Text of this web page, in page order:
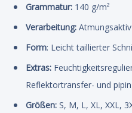
Grammatur: 140 g/m²
Verarbeitung:
Form: Leicht taillierter
Extras:
Reflektortransfer- und
Größen: S, M, L, XL, XXL,